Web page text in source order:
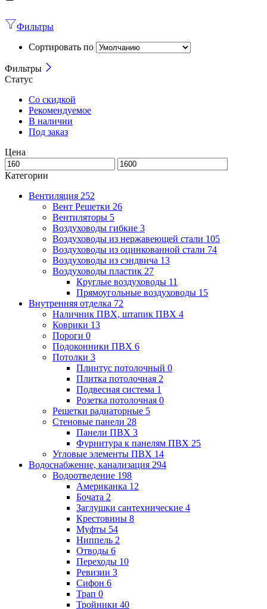
Фильтры
Сортировать по
Фильтры
Статус
Со скидкой
Рекомендуемое
В наличии
Под заказ
Цена
Категории
Вентиляция 252
Вент Решетки 26
Вентиляторы 5
Воздуховоды гибкие 3
Воздуховоды из нержавеющей стали 105
Воздуховоды из оцинкованной стали 74
Воздуховоды из сэндвича 13
Воздуховоды пластик 27
Круглые воздуховоды 11
Прямоугольные воздуховоды 15
Внутренняя отделка 72
Наличник ПВХ, штапик ПВХ 4
Коврики 13
Пороги 0
Подоконники ПВХ 6
Потолки 3
Плинтус потолочный 0
Плитка потолочная 2
Подвесная система 1
Розетка потолочная 0
Решетки радиаторные 5
Стеновые панели 28
Панели ПВХ 3
Фурнитура к панелям ПВХ 25
Угловые элементы ПВХ 14
Водоснабжение, канализация 294
Водоотведение 198
Американка 12
Бочата 2
Заглушки сантехнические 4
Крестовины 8
Муфты 54
Ниппель 2
Отводы 6
Переходы 10
Ревизии 3
Сифон 6
Трап 0
Тройники 40